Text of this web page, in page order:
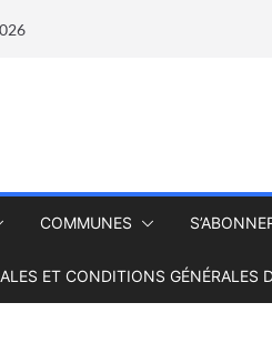
COMMUNES
ET CONDITIONS GÉNÉRALES